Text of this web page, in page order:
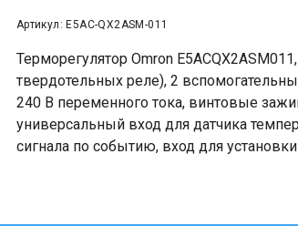
Артикул: E5AC-QX2ASM-011
Терморегулятор Omron
твердотельных реле), 2
240 В переменного тока, винтовые
универсальный вход для датчика
сигнала по событию, вход для